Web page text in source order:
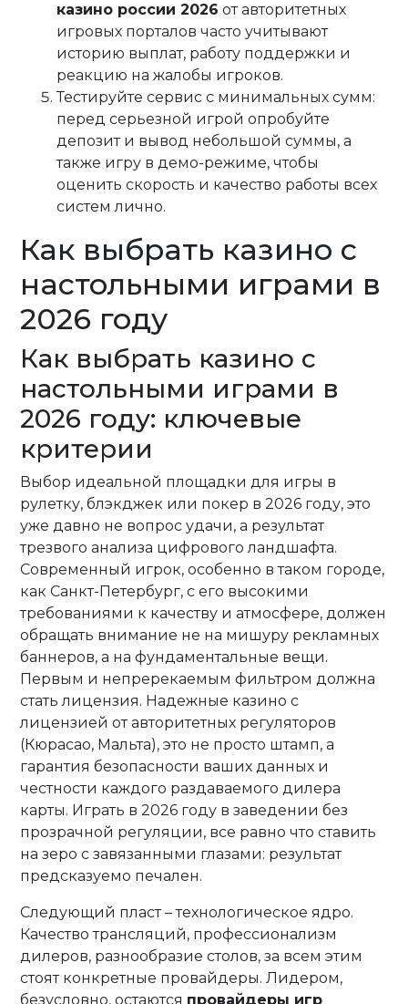
казино россии 2026 от авторитетных
игровых порталов часто учитывают
историю выплат, работу поддержки и
реакцию на жалобы игроков.
Тестируйте сервис с минимальных сумм:
перед серьезной игрой опробуйте
депозит и вывод небольшой суммы, а
также игру в демо-режиме, чтобы
оценить скорость и качество работы всех
систем лично.
Как выбрать казино с
настольными играми в
2026 году
Как выбрать казино с
настольными играми в
2026 году: ключевые
критерии
Выбор идеальной площадки для игры в
рулетку, блэкджек или покер в 2026 году, это
уже давно не вопрос удачи, а результат
трезвого анализа цифрового ландшафта.
Современный игрок, особенно в таком городе,
как Санкт-Петербург, с его высокими
требованиями к качеству и атмосфере, должен
обращать внимание не на мишуру рекламных
баннеров, а на фундаментальные вещи.
Первым и непререкаемым фильтром должна
стать лицензия. Надежные казино с
лицензией от авторитетных регуляторов
(Кюрасао, Мальта), это не просто штамп, а
гарантия безопасности ваших данных и
честности каждого раздаваемого дилера
карты. Играть в 2026 году в заведении без
прозрачной регуляции, все равно что ставить
на зеро с завязанными глазами: результат
предсказуемо печален.
Следующий пласт – технологическое ядро.
Качество трансляций, профессионализм
дилеров, разнообразие столов, за всем этим
стоят конкретные провайдеры. Лидером,
безусловно, остаются провайдеры игр